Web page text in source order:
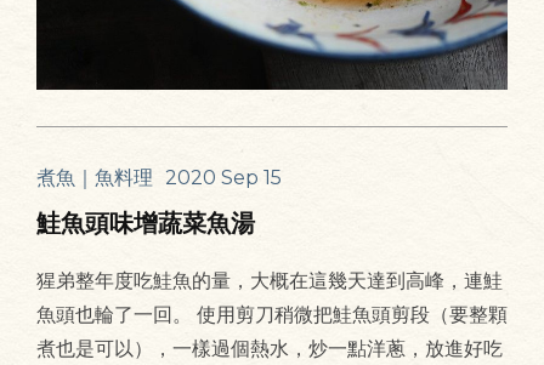
煮魚｜魚料理 2020 Sep 15
鮭魚頭味增蔬菜魚湯
猩弟整年度吃鮭魚的量，大概在這幾天達到高峰，連鮭
魚頭也輪了一回。 使用剪刀稍微把鮭魚頭剪段（要整顆
煮也是可以），一樣過個熱水，炒一點洋蔥，放進好吃